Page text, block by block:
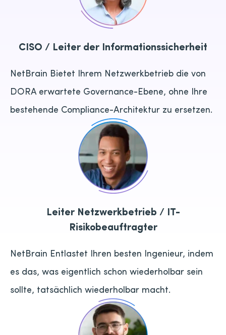
CISO / Leiter der Informationssicherheit
NetBrain Bietet Ihrem Netzwerkbetrieb die von
DORA erwartete Governance-Ebene, ohne Ihre
bestehende Compliance-Architektur zu ersetzen.
Leiter Netzwerkbetrieb / IT-
Risikobeauftragter
NetBrain Entlastet Ihren besten Ingenieur, indem
es das, was eigentlich schon wiederholbar sein
sollte, tatsächlich wiederholbar macht.